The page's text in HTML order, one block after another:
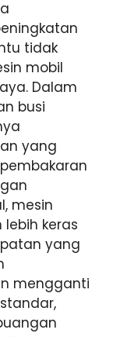
tidak
mobil
Dalam
busi
yang
mesin
keras
yang
mengganti